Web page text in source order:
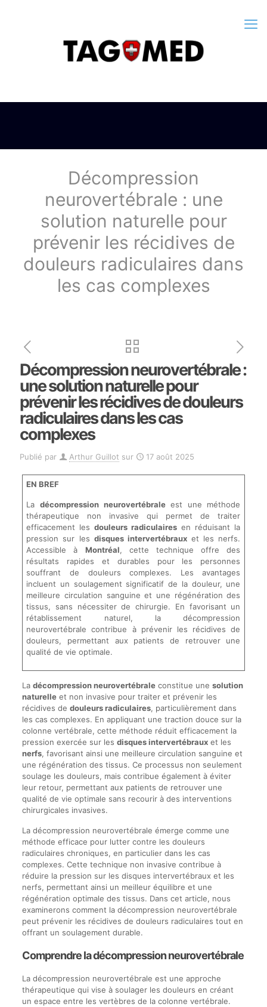
Décompression
neurovertébrale : une
solution naturelle pour
prévenir les récidives de
douleurs radiculaires dans
les cas complexes
Décompression neurovertébrale :
une solution naturelle pour
prévenir les récidives de douleurs
radiculaires dans les cas
complexes
Publié par Arthur Guillot sur 17 août 2025
EN BREF
La décompression neurovertébraleest une méthode
thérapeutique non invasive qui permet de traiter
efficacement lesdouleurs radiculaires en réduisant la
pression sur les disques intervertébrauxet les nerfs.
Accessible à Montréal, cette technique offre des
résultats rapides et durables pour les personnes
souffrant de douleurs complexes. Les avantages
incluent un soulagement significatif de la douleur, une
meilleure circulation sanguine et une régénération des
tissus, sans nécessiter de chirurgie. En favorisant un
rétablissement naturel, la décompression
neurovertébrale contribue à prévenir les récidives de
douleurs, permettant aux patients de retrouver une
qualité de vie optimale.
La décompression neurovertébraleconstitue une solution
naturelleet non invasive pour traiter et prévenir les
récidives de douleurs radiculaires, particulièrement dans
les cas complexes. En appliquant une traction douce sur la
colonne vertébrale, cette méthode réduit efficacement la
pression exercée sur les disques intervertébrauxet les
nerfs, favorisant ainsi une meilleure circulation sanguine et
une régénération des tissus. Ce processus non seulement
soulage les douleurs, mais contribue également à éviter
leur retour, permettant aux patients de retrouver une
qualité de vie optimale sans recourir à des interventions
chirurgicales invasives.
La décompression neurovertébrale émerge comme une
méthode efficace pour lutter contre les douleurs
radiculaires chroniques, en particulier dans les cas
complexes. Cette technique non invasive contribue à
réduire la pression sur les disques intervertébraux et les
nerfs, permettant ainsi un meilleur équilibre et une
régénération optimale des tissus. Dans cet article, nous
examinerons comment la décompression neurovertébrale
peut prévenir les récidives de douleurs radiculaires tout en
offrant un soulagement durable.
Comprendre la décompression neurovertébrale
La décompression neurovertébrale est une approche
thérapeutique qui vise à soulager les douleurs en créant
un espace entre les vertèbres de la colonne vertébrale.